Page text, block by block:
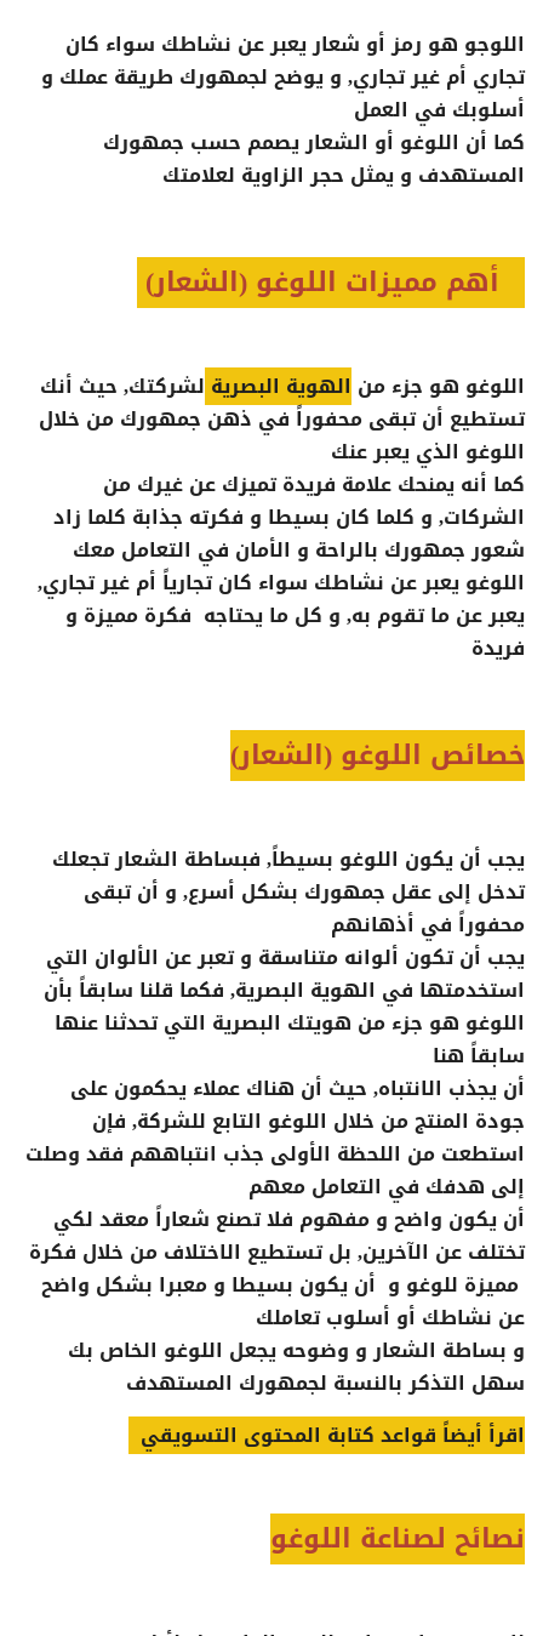
اللوجو هو رمز أو شعار يعبر عن نشاطك سواء كان
تجاري أم غير تجاري, و يوضح لجمهورك طريقة عملك و
أسلوبك في العمل
كما أن اللوغو أو الشعار يصمم حسب جمهورك
المستهدف و يمثل حجر الزاوية لعلامتك
أهم مميزات اللوغو (الشعار)
اللوغو هو جزء من الهوية البصرية لشركتك, حيث أنك
تستطيع أن تبقى محفوراً في ذهن جمهورك من خلال
اللوغو الذي يعبر عنك
كما أنه يمنحك علامة فريدة تميزك عن غيرك من
الشركات, و كلما كان بسيطا و فكرته جذابة كلما زاد
شعور جمهورك بالراحة و الأمان في التعامل معك
اللوغو يعبر عن نشاطك سواء كان تجارياً أم غير تجاري,
يعبر عن ما تقوم به, و كل ما يحتاجه فكرة مميزة و
فريدة
خصائص اللوغو (الشعار)
يجب أن يكون اللوغو بسيطاً, فبساطة الشعار تجعلك
تدخل إلى عقل جمهورك بشكل أسرع, و أن تبقى
محفوراً في أذهانهم
يجب أن تكون ألوانه متناسقة و تعبر عن الألوان التي
استخدمتها في الهوية البصرية, فكما قلنا سابقاً بأن
اللوغو هو جزء من هويتك البصرية التي تحدثنا عنها
سابقاً هنا
أن يجذب الانتباه, حيث أن هناك عملاء يحكمون على
جودة المنتج من خلال اللوغو التابع للشركة, فإن
استطعت من اللحظة الأولى جذب انتباههم فقد وصلت
إلى هدفك في التعامل معهم
أن يكون واضح و مفهوم فلا تصنع شعاراً معقد لكي
تختلف عن الآخرين, بل تستطيع الاختلاف من خلال فكرة
مميزة للوغو و أن يكون بسيطا و معبرا بشكل واضح
عن نشاطك أو أسلوب تعاملك
و بساطة الشعار و وضوحه يجعل اللوغو الخاص بك
سهل التذكر بالنسبة لجمهورك المستهدف
اقرأ أيضاً قواعد كتابة المحتوى التسويقي
نصائح لصناعة اللوغو